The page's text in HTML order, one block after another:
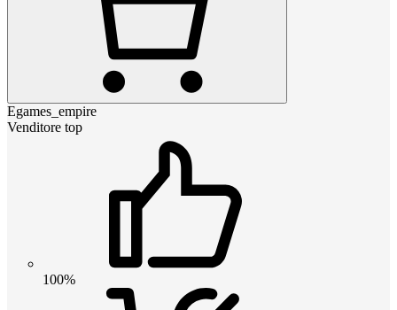
Egames_empire
Venditore top
100%